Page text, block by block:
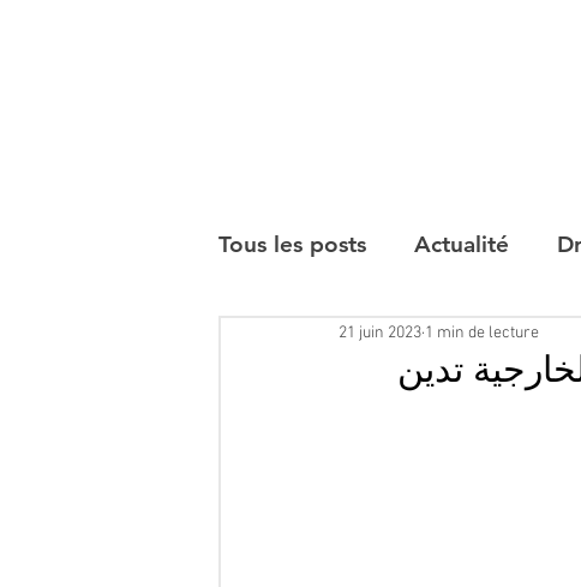
Tous les posts Actualité
Interviews
تدين
21 juin 2023 1 min de lecture